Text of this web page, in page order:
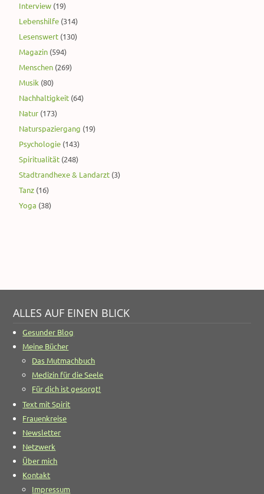
Interview (19)
Lebenshilfe (314)
Lesenswert (130)
Magazin (594)
Menschen (269)
Musik (80)
Nachhaltigkeit (64)
Natur (173)
Naturspaziergang (19)
Psychologie (143)
Spiritualität (248)
Stadtrandhexe & Landarzt (3)
Tanz (16)
Yoga (38)
ALLES AUF EINEN BLICK
Gesunder Blog
Meine Bücher
Das Mutmachbuch
Medizin für die Seele
Für dich ist gesorgt!
Text mit Spirit
Frauenkreise
Newsletter
Netzwerk
Über mich
Kontakt
Impressum